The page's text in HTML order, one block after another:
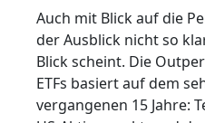
Auch mit Blick auf die
der Ausblick nicht so
Blick scheint. Die
ETFs basiert auf dem
vergangenen 15 Jahre: